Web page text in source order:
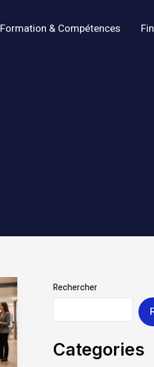
Formation & Compétences
Rechercher
Categories